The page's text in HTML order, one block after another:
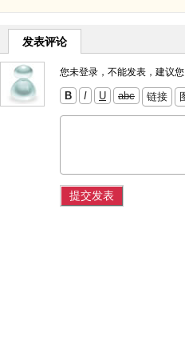
发表评论
您未登录，不能发表，建议您